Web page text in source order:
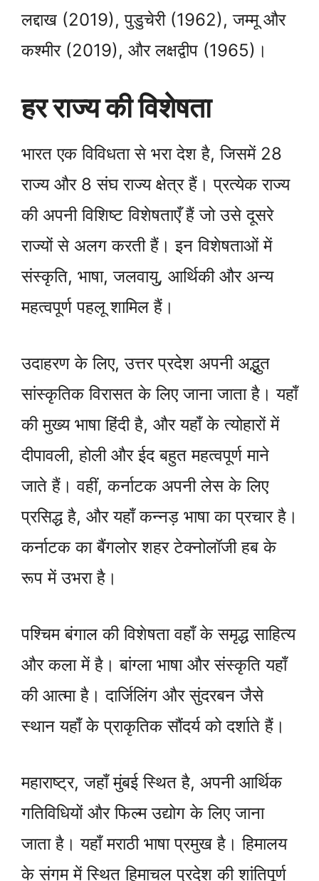
लद्दाख (2019), पुडुचेरी (1962), जम्मू और
कश्मीर (2019), और लक्षद्वीप (1965)।
हर राज्य की विशेषता
भारत एक विविधता से भरा देश है, जिसमें 28
राज्य और 8 संघ राज्य क्षेत्र हैं। प्रत्येक राज्य
की अपनी विशिष्ट विशेषताएँ हैं जो उसे दूसरे
राज्यों से अलग करती हैं। इन विशेषताओं में
संस्कृति, भाषा, जलवायु, आर्थिकी और अन्य
महत्वपूर्ण पहलू शामिल हैं।
उदाहरण के लिए, उत्तर प्रदेश अपनी अद्भुत
सांस्कृतिक विरासत के लिए जाना जाता है। यहाँ
की मुख्य भाषा हिंदी है, और यहाँ के त्योहारों में
दीपावली, होली और ईद बहुत महत्वपूर्ण माने
जाते हैं। वहीं, कर्नाटक अपनी लेस के लिए
प्रसिद्ध है, और यहाँ कन्नड़ भाषा का प्रचार है।
कर्नाटक का बैंगलोर शहर टेक्नोलॉजी हब के
रूप में उभरा है।
पश्चिम बंगाल की विशेषता वहाँ के समृद्ध साहित्य
और कला में है। बांग्ला भाषा और संस्कृति यहाँ
की आत्मा है। दार्जिलिंग और सुंदरबन जैसे
स्थान यहाँ के प्राकृतिक सौंदर्य को दर्शाते हैं।
महाराष्ट्र, जहाँ मुंबई स्थित है, अपनी आर्थिक
गतिविधियों और फिल्म उद्योग के लिए जाना
जाता है। यहाँ मराठी भाषा प्रमुख है। हिमालय
के संगम में स्थित हिमाचल प्रदेश की शांतिपूर्ण